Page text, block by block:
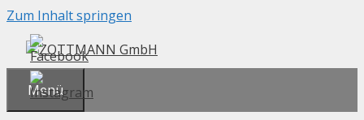
Zum Inhalt springen
Menü